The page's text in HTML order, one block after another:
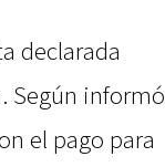
declarada
Según informó
el pago para